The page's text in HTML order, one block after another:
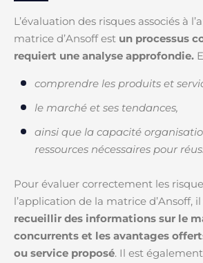
L’évaluation des risques associés à
matrice d’Ansoff est un processus
requiert une analyse approfondie.
comprendre les produits et
le marché et ses tendances,
ainsi que la capacité
ressources nécessaires pour
Pour évaluer correctement les
l’application de la matrice d’Ansoff,
recueillir des informations sur le
concurrents et les avantages
ou service proposé. Il est